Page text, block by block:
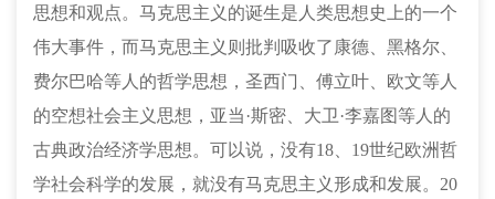
思想和观点。马克思主义的诞生是人类思想史上的一个
伟大事件，而马克思主义则批判吸收了康德、黑格尔、
费尔巴哈等人的哲学思想，圣西门、傅立叶、欧文等人
的空想社会主义思想，亚当·斯密、大卫·李嘉图等人的
古典政治经济学思想。可以说，没有18、19世纪欧洲哲
学社会科学的发展，就没有马克思主义形成和发展。20